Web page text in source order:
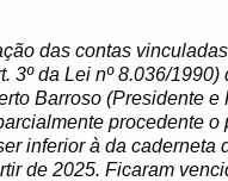
das contas
3º da Lei nº 8.036/
Barroso (Presidente
procedente
inferior à da
de 2025. Ficaram